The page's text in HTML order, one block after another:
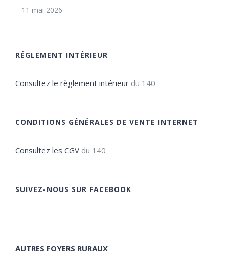
11 mai 2026
RÉGLEMENT INTÉRIEUR
Consultez le règlement intérieur du 140
CONDITIONS GÉNÉRALES DE VENTE INTERNET
Consultez les CGV du 140
SUIVEZ-NOUS SUR FACEBOOK
AUTRES FOYERS RURAUX